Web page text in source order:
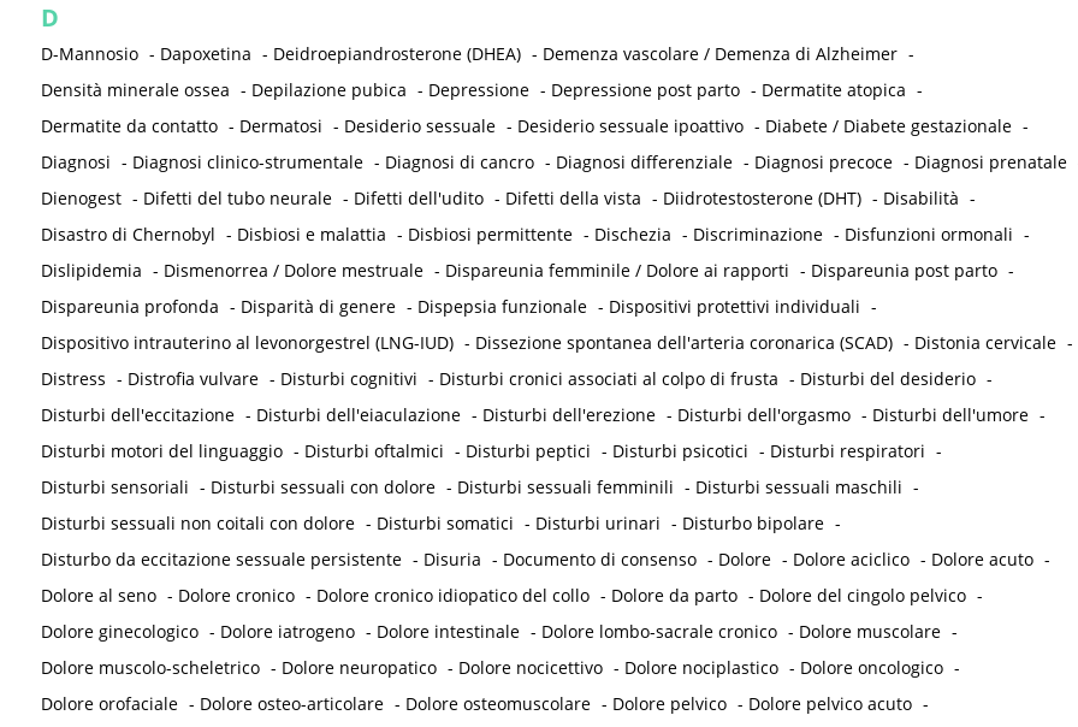
D
D-Mannosio - Dapoxetina - Deidroepiandrosterone (DHEA) - Demenza vascolare / Demenza di Alzheimer -
Densità minerale ossea - Depilazione pubica - Depressione - Depressione post parto - Dermatite atopica -
Dermatite da contatto - Dermatosi - Desiderio sessuale - Desiderio sessuale ipoattivo - Diabete / Diabete gestazionale -
Diagnosi - Diagnosi clinico-strumentale - Diagnosi di cancro - Diagnosi differenziale - Diagnosi precoce - Diagnosi prenatale
Dienogest - Difetti del tubo neurale - Difetti dell'udito - Difetti della vista - Diidrotestosterone (DHT) - Disabilità -
Disastro di Chernobyl - Disbiosi e malattia - Disbiosi permittente - Dischezia - Discriminazione - Disfunzioni ormonali -
Dislipidemia - Dismenorrea / Dolore mestruale - Dispareunia femminile / Dolore ai rapporti - Dispareunia post parto -
Dispareunia profonda - Disparità di genere - Dispepsia funzionale - Dispositivi protettivi individuali -
Dispositivo intrauterino al levonorgestrel (LNG-IUD) - Dissezione spontanea dell'arteria coronarica (SCAD) - Distonia cervicale -
Distress - Distrofia vulvare - Disturbi cognitivi - Disturbi cronici associati al colpo di frusta - Disturbi del desiderio -
Disturbi dell'eccitazione - Disturbi dell'eiaculazione - Disturbi dell'erezione - Disturbi dell'orgasmo - Disturbi dell'umore -
Disturbi motori del linguaggio - Disturbi oftalmici - Disturbi peptici - Disturbi psicotici - Disturbi respiratori -
Disturbi sensoriali - Disturbi sessuali con dolore - Disturbi sessuali femminili - Disturbi sessuali maschili -
Disturbi sessuali non coitali con dolore - Disturbi somatici - Disturbi urinari - Disturbo bipolare -
Disturbo da eccitazione sessuale persistente - Disuria - Documento di consenso - Dolore - Dolore aciclico - Dolore acuto -
Dolore al seno - Dolore cronico - Dolore cronico idiopatico del collo - Dolore da parto - Dolore del cingolo pelvico -
Dolore ginecologico - Dolore iatrogeno - Dolore intestinale - Dolore lombo-sacrale cronico - Dolore muscolare -
Dolore muscolo-scheletrico - Dolore neuropatico - Dolore nocicettivo - Dolore nociplastico - Dolore oncologico -
Dolore orofaciale - Dolore osteo-articolare - Dolore osteomuscolare - Dolore pelvico - Dolore pelvico acuto -